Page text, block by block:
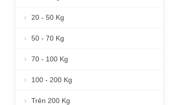
20 - 50 Kg
50 - 70 Kg
70 - 100 Kg
100 - 200 Kg
Trên 200 Kg